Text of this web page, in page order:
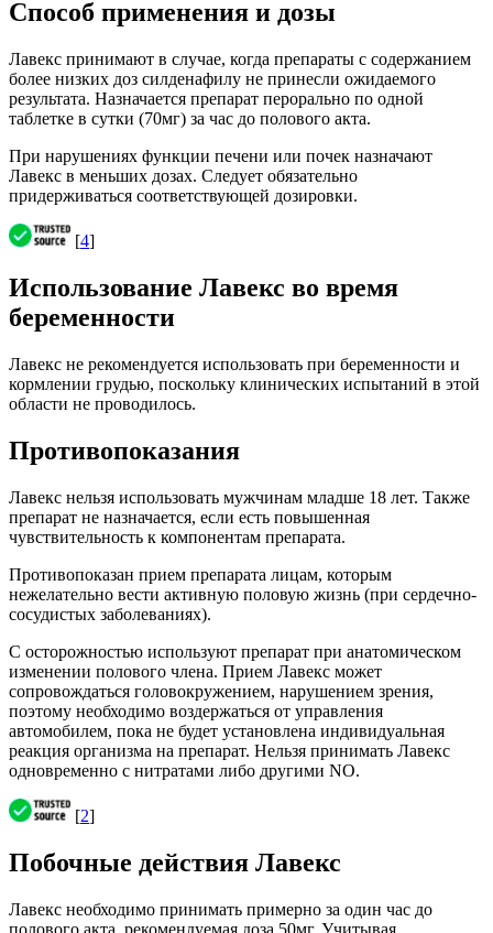
Способ применения и дозы
Лавекс принимают в случае, когда препараты с содержанием
более низких доз силденафилу не принесли ожидаемого
результата. Назначается препарат перорально по одной
таблетке в сутки (70мг) за час до полового акта.
При нарушениях функции печени или почек назначают
Лавекс в меньших дозах. Следует обязательно
придерживаться соответствующей дозировки.
[4]
Использование Лавекс во время
беременности
Лавекс не рекомендуется использовать при беременности и
кормлении грудью, поскольку клинических испытаний в этой
области не проводилось.
Противопоказания
Лавекс нельзя использовать мужчинам младше 18 лет. Также
препарат не назначается, если есть повышенная
чувствительность к компонентам препарата.
Противопоказан прием препарата лицам, которым
нежелательно вести активную половую жизнь (при сердечно-
сосудистых заболеваниях).
С осторожностью используют препарат при анатомическом
изменении полового члена. Прием Лавекс может
сопровождаться головокружением, нарушением зрения,
поэтому необходимо воздержаться от управления
автомобилем, пока не будет установлена индивидуальная
реакция организма на препарат. Нельзя принимать Лавекс
одновременно с нитратами либо другими NO.
[2]
Побочные действия Лавекс
Лавекс необходимо принимать примерно за один час до
полового акта, рекомендуемая доза 50мг. Учитывая